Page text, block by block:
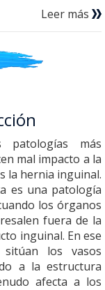
Leer más
más
mal impacto a la
la hernia inguinal.
es una patología
los órganos
fuera de la
inguinal. En ese
los vasos
a la estructura
afecta a los